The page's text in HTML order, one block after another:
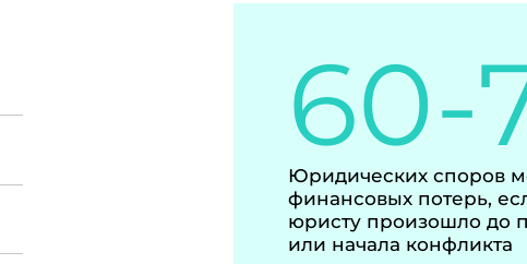
60-
Юридических споров
финансовых потерь,
юристу произошло до
или начала конфликта